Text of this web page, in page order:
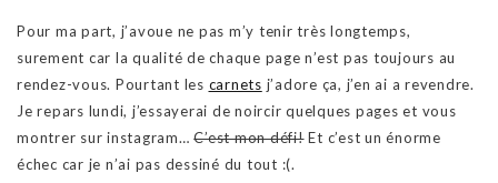
Pour ma part, j’avoue ne pas m’y tenir très longtemps,
surement car la qualité de chaque page n’est pas toujours au
rendez-vous. Pourtant les carnets j’adore ça, j’en ai a revendre.
Je repars lundi, j’essayerai de noircir quelques pages et vous
montrer sur instagram…C’est mon défi!Et c’est un énorme
échec car je n’ai pas dessiné du tout :(.